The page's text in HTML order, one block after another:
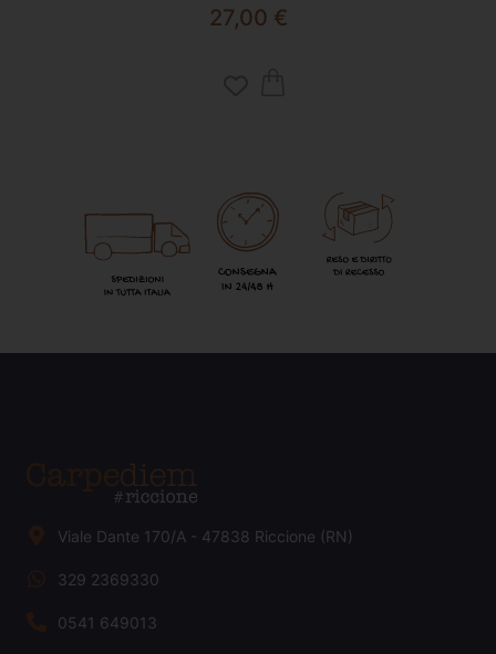
27,00 €
Viale Dante 170/A - 47838 Riccione (RN)
329 2369330
0541 649013